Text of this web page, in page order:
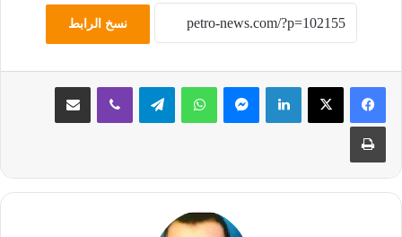
نسخ الرابط
لينكدإن ماسنجر واتساب تيلقرام ڤايبر مشاركة عبر البريد
طباعة